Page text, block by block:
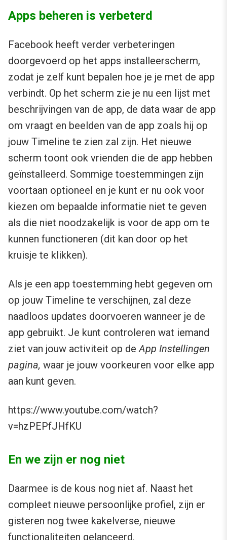
Apps beheren is verbeterd
Facebook heeft verder verbeteringen
doorgevoerd op het apps installeerscherm,
zodat je zelf kunt bepalen hoe je je met de app
verbindt. Op het scherm zie je nu een lijst met
beschrijvingen van de app, de data waar de app
om vraagt en beelden van de app zoals hij op
jouw Timeline te zien zal zijn. Het nieuwe
scherm toont ook vrienden die de app hebben
geïnstalleerd. Sommige toestemmingen zijn
voortaan optioneel en je kunt er nu ook voor
kiezen om bepaalde informatie niet te geven
als die niet noodzakelijk is voor de app om te
kunnen functioneren (dit kan door op het
kruisje te klikken).
Als je een app toestemming hebt gegeven om
op jouw Timeline te verschijnen, zal deze
naadloos updates doorvoeren wanneer je de
app gebruikt. Je kunt controleren wat iemand
ziet van jouw activiteit op deApp Instellingen
pagina, waar je jouw voorkeuren voor elke app
aan kunt geven.
https://www.youtube.com/watch?
v=hzPEPfJHfKU
En we zijn er nog niet
Daarmee is de kous nog niet af. Naast het
compleet nieuwe persoonlijke profiel, zijn er
gisteren nog twee kakelverse, nieuwe
functionaliteiten gelanceerd.